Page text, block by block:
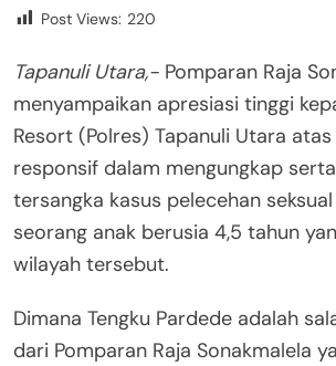
Post Views: 220
Tapanuli Utara,- Pomparan Raja
menyampaikan apresiasi tinggi
Resort (Polres) Tapanuli Utara
responsif dalam mengungkap
tersangka kasus pelecehan
seorang anak berusia 4,5 tahun
wilayah tersebut.
Dimana Tengku Pardede adalah
dari Pomparan Raja Sonakmalela